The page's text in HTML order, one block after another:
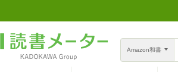
Amazon和書